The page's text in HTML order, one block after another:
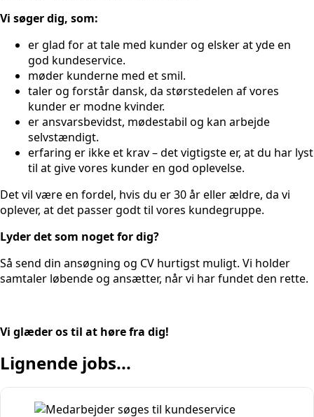
Vi søger dig, som:
er glad for at tale med kunder og elsker at yde en
god kundeservice.
møder kunderne med et smil.
taler og forstår dansk, da størstedelen af vores
kunder er modne kvinder.
er ansvarsbevidst, mødestabil og kan arbejde
selvstændigt.
erfaring er ikke et krav – det vigtigste er, at du har lyst
til at give vores kunder en god oplevelse.
Det vil være en fordel, hvis du er 30 år eller ældre, da vi
oplever, at det passer godt til vores kundegruppe.
Lyder det som noget for dig?
Så send din ansøgning og CV hurtigst muligt. Vi holder
samtaler løbende og ansætter, når vi har fundet den rette.
Vi glæder os til at høre fra dig!
Lignende jobs...